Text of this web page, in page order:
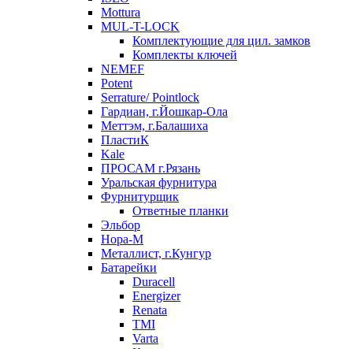
Mottura
MUL-T-LOCK
Комплектующие для цил. замков
Комплекты ключей
NEMEF
Potent
Serrature/ Pointlock
Гардиан, г.Йошкар-Ола
Меттэм, г.Балашиха
ПластиК
Kale
ПРОСАМ г.Рязань
Уральская фурнитура
Фурнитурщик
Ответные планки
Эльбор
Нора-М
Металлист, г.Кунгур
Батарейки
Duracell
Energizer
Renata
TMI
Varta